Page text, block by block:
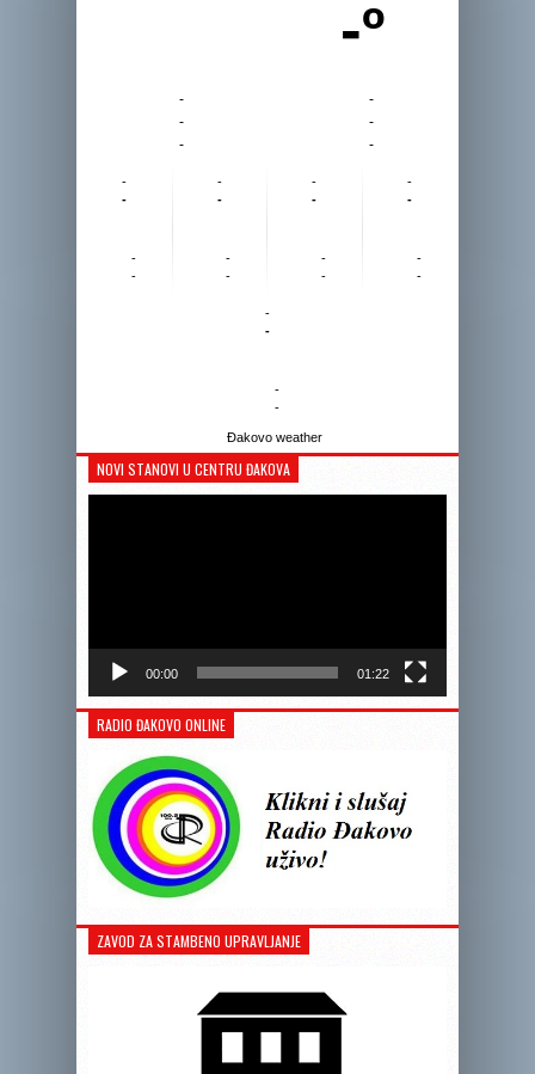
-º
-
-
-
-
-
-
-
-
-
-
-
-
-
-
-
-
-
-
-
-
-
-
-
-
-
-
Đakovo weather
NOVI STANOVI U CENTRU ĐAKOVA
00:00 01:22
RADIO ĐAKOVO ONLINE
ZAVOD ZA STAMBENO UPRAVLJANJE